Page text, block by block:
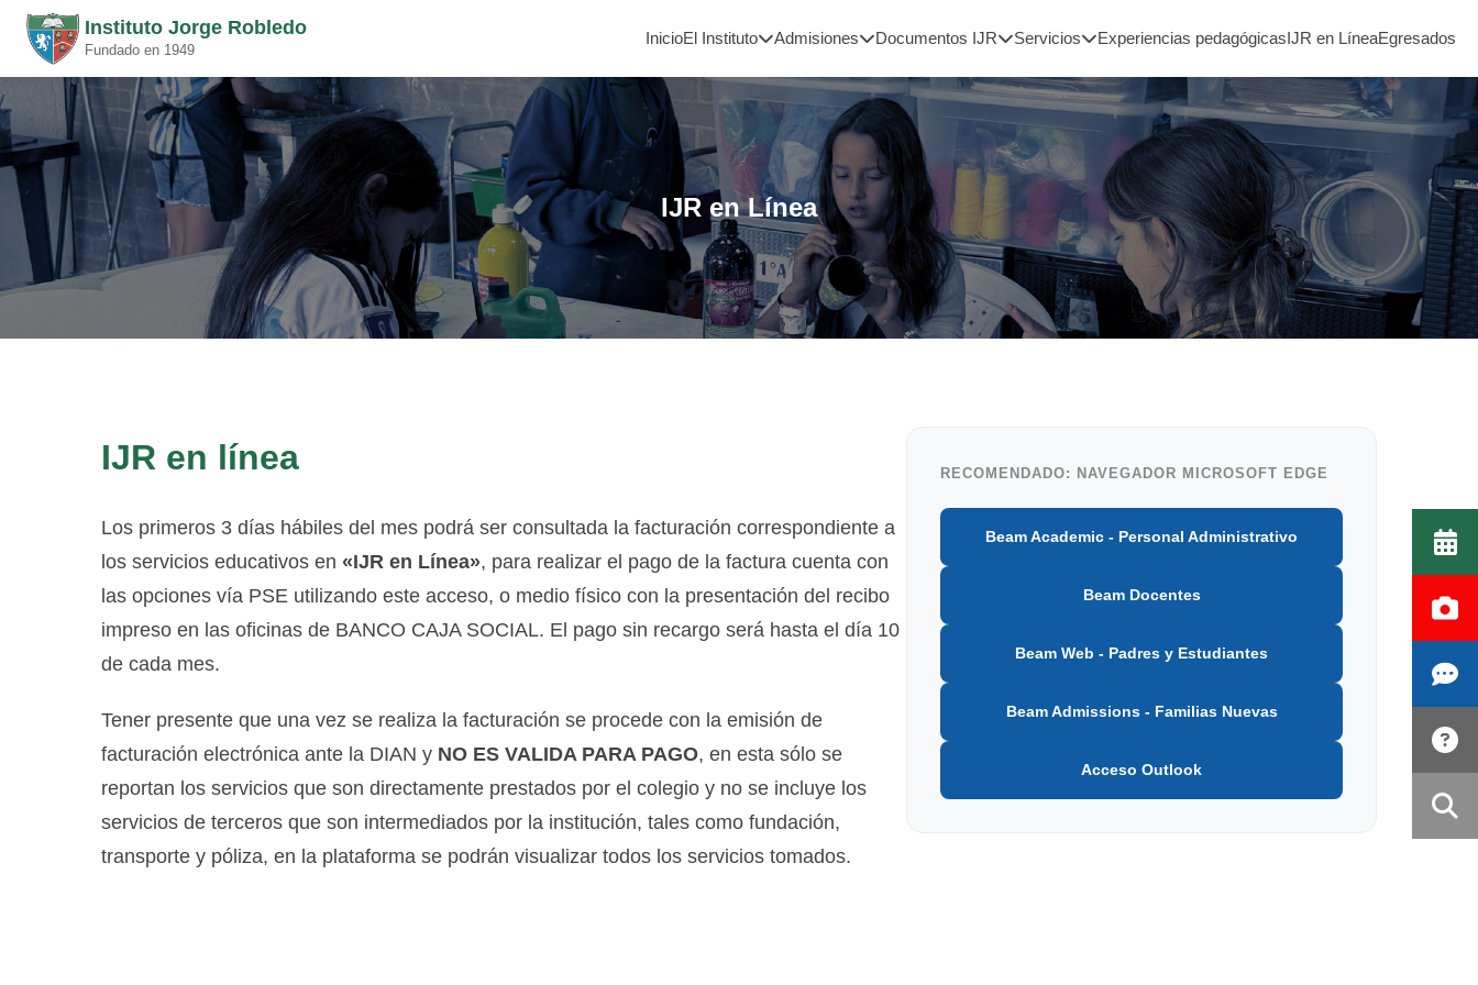
Instituto Jorge Robledo
Fundado en 1949
InicioEl Instituto Admisiones Documentos IJR Servicios Experiencias pedagógicasIJR en LíneaEgresados
IJR en Línea
IJR en línea
Los primeros 3 días hábiles del mes podrá ser consultada la facturación correspondiente a
los servicios educativos en «IJR en Línea», para realizar el pago de la factura cuenta con
las opciones vía PSE utilizando este acceso, o medio físico con la presentación del recibo
impreso en las oficinas de BANCO CAJA SOCIAL. El pago sin recargo será hasta el día 10
de cada mes.
Tener presente que una vez se realiza la facturación se procede con la emisión de
facturación electrónica ante la DIAN y NO ES VALIDA PARA PAGO, en esta sólo se
reportan los servicios que son directamente prestados por el colegio y no se incluye los
servicios de terceros que son intermediados por la institución, tales como fundación,
transporte y póliza, en la plataforma se podrán visualizar todos los servicios tomados.
RECOMENDADO: NAVEGADOR MICROSOFT EDGE
Beam Academic - Personal Administrativo
Beam Docentes
Beam Web - Padres y Estudiantes
Beam Admissions - Familias Nuevas
Acceso Outlook